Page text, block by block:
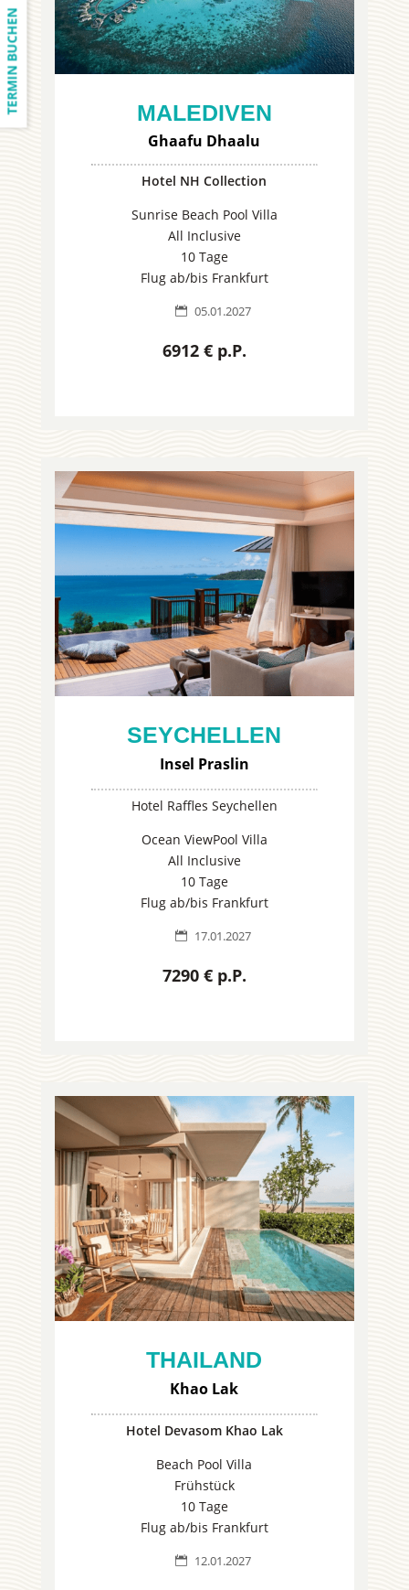
TERMIN BUCHEN MALEDIVEN
Ghaafu Dhaalu
Hotel NH Collection
Sunrise Beach Pool Villa
All Inclusive
10 Tage
Flug ab/bis Frankfurt
 05.01.2027
6912 € p.P.
SEYCHELLEN
Insel Praslin
Hotel Raffles Seychellen
Ocean ViewPool Villa
All Inclusive
10 Tage
Flug ab/bis Frankfurt
 17.01.2027
7290 € p.P.
THAILAND
Khao Lak
Hotel Devasom Khao Lak
Beach Pool Villa
Frühstück
10 Tage
Flug ab/bis Frankfurt
 12.01.2027